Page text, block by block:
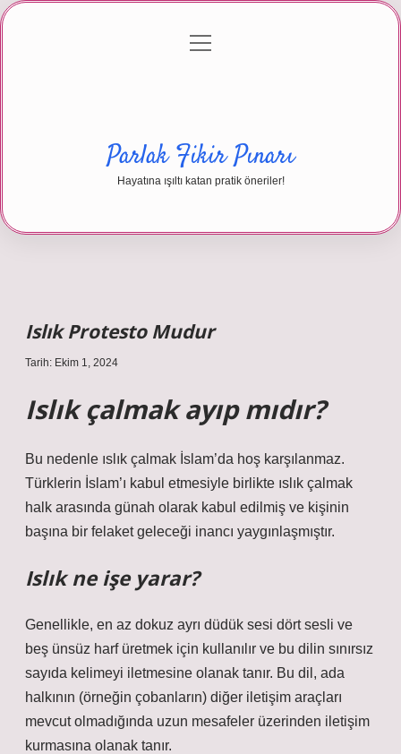
Gizlilik Politikası
menüyü
Parlak Fikir Pınarı
Hayatına ışıltı katan pratik öneriler!
Islık Protesto Mudur
Tarih: Ekim 1, 2024
Islık çalmak ayıp mıdır?
Bu nedenle ıslık çalmak İslam’da hoş karşılanmaz.
Türklerin İslam’ı kabul etmesiyle birlikte ıslık çalmak
halk arasında günah olarak kabul edilmiş ve kişinin
başına bir felaket geleceği inancı yaygınlaşmıştır.
Islık ne işe yarar?
Genellikle, en az dokuz ayrı düdük sesi dört sesli ve
beş ünsüz harf üretmek için kullanılır ve bu dilin sınırsız
sayıda kelimeyi iletmesine olanak tanır. Bu dil, ada
halkının (örneğin çobanların) diğer iletişim araçları
mevcut olmadığında uzun mesafeler üzerinden iletişim
kurmasına olanak tanır.